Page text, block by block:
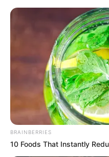
#VJEŽBE